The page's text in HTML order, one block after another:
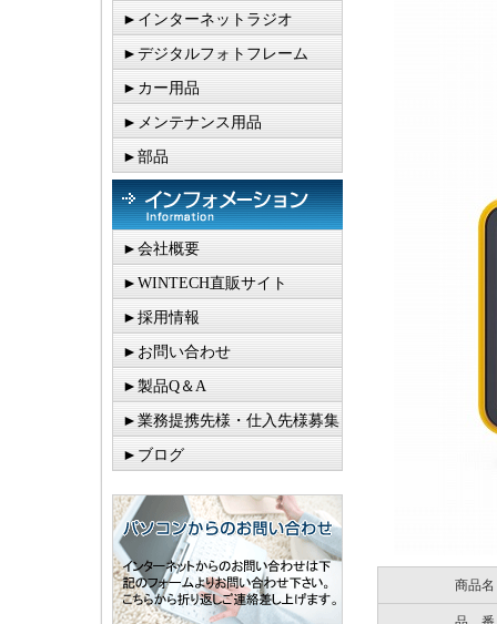
►インターネットラジオ
►デジタルフォトフレーム
►カー用品
►メンテナンス用品
►部品
►会社概要
►WINTECH直販サイト
►採用情報
►お問い合わせ
►製品Q＆A
►業務提携先様・仕入先様募集
►ブログ
商品名